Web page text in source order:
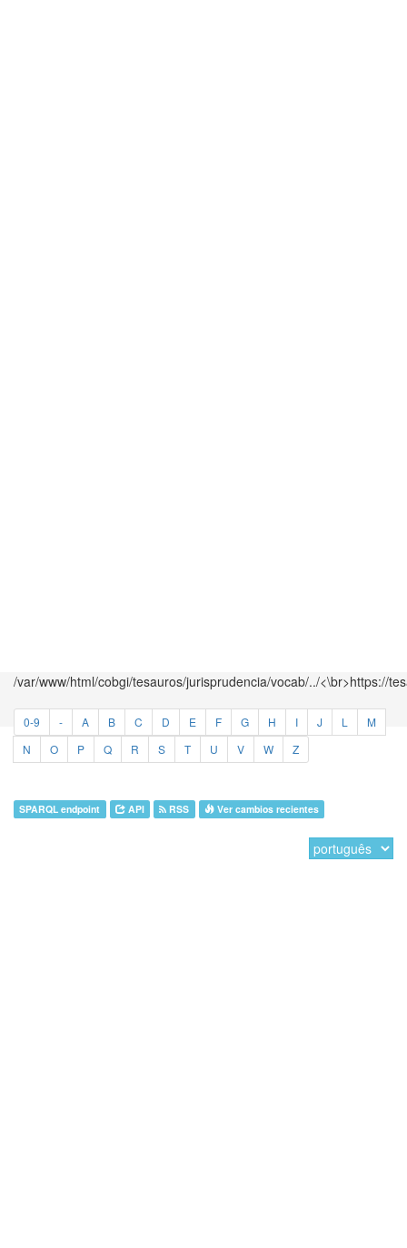
/var/www/html/cobgi/tesauros/jurisprudencia/vocab/../<\br>https://
0-9 - A B C D E F G H I J L
M
N
O P Q R S T U V W Z
SPARQL endpoint API RSS Ver cambios recientes